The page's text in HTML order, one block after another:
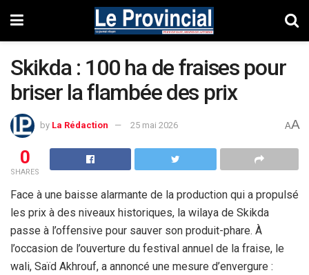
Skikda : 100 ha de fraises pour
briser la flambée des prix
by La Rédaction 25 mai 2026 AA
0
SHARES
Face à une baisse alarmante de la production qui a propulsé
les prix à des niveaux historiques, la wilaya de Skikda
passe à l’offensive pour sauver son produit-phare. À
l’occasion de l’ouverture du festival annuel de la fraise, le
wali, Saïd Akhrouf, a annoncé une mesure d’envergure :